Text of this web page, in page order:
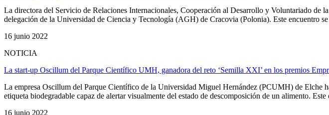
La directora del Servicio de Relaciones Internacionales, Cooperación al Desarrollo y Voluntariado
delegación de la Universidad de Ciencia y Tecnología (AGH) de Cracovia (Polonia). Este encuentro
16 junio 2022
NOTICIA
La start-up Oscillum del Parque Científico UMH, ganadora del reto ‘Semilla XXI’ en los premios
La empresa Oscillum del Parque Científico de la Universidad Miguel Hernández (PCUMH) de Elche
etiqueta biodegradable capaz de alertar visualmente del estado de descomposición de un alimento.
16 junio 2022